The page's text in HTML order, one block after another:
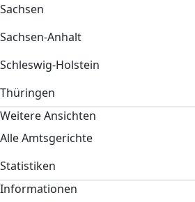
Sachsen
Sachsen-Anhalt
Schleswig-Holstein
Thüringen
Weitere Ansichten
Alle Amtsgerichte
Statistiken
Informationen